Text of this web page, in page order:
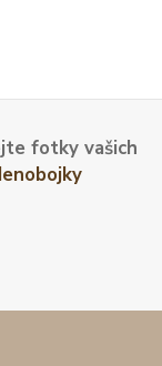
fotky vašich